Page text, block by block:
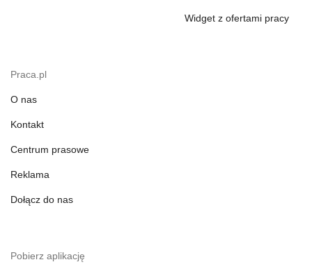
Widget z ofertami pracy
Praca.pl
O nas
Kontakt
Centrum prasowe
Reklama
Dołącz do nas
Pobierz aplikację